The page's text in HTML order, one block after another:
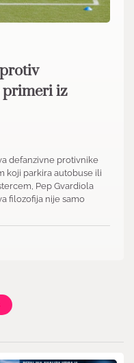
iz
defanzivne protivnike
koji parkira autobuse ili
Pep Gvardiola
filozofija nije samo